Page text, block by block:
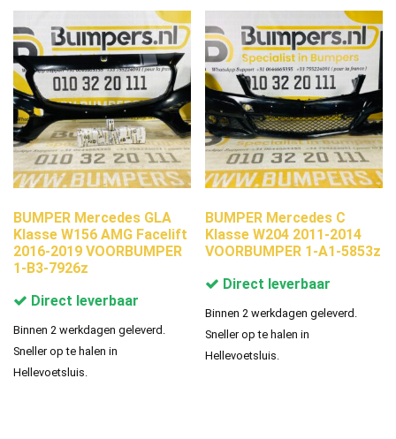
BUMPER Mercedes GLA
Klasse W156 AMG Facelift
2016-2019 VOORBUMPER
1-B3-7926z
Direct leverbaar
Binnen 2 werkdagen geleverd.
Sneller op te halen in
Hellevoetsluis.
BUMPER Mercedes C
Klasse W204 2011-2014
VOORBUMPER 1-A1-5853z
Direct leverbaar
Binnen 2 werkdagen geleverd.
Sneller op te halen in
Hellevoetsluis.